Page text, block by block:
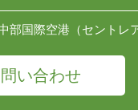
部国際空港（セントレ
い合わせ